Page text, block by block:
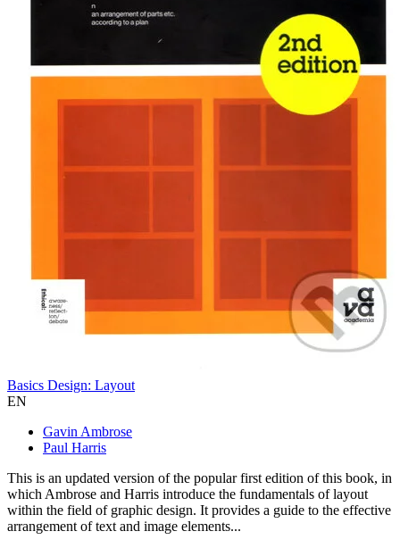
Basics Design: Layout
EN
Gavin Ambrose
Paul Harris
This is an updated version of the popular first edition of this book, in
which Ambrose and Harris introduce the fundamentals of layout
within the field of graphic design. It provides a guide to the effective
arrangement of text and image elements...